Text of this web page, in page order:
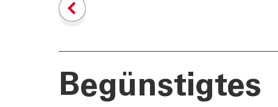
Fernberatung Meet
Mobile Payments
Jugend - SparkBegünstigtes